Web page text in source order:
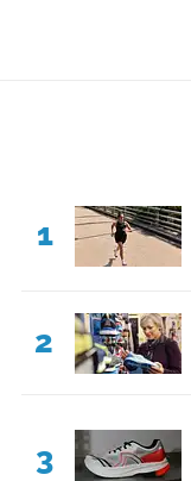
1
2
3